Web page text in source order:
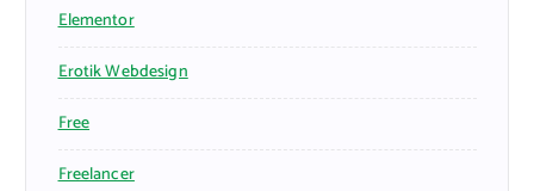
Elementor
Erotik Webdesign
Free
Freelancer